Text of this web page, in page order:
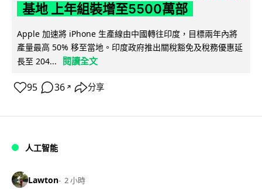
基地 上年組裝增至5500萬部
Apple 加速將 iPhone 生產線由中國轉往印度，目標兩年內將
產量最高 50% 移至當地。印度政府推出關稅豁免及稅務優惠延
長至 204...
閱讀全文
95 36 ↗ 分享
人工智能
Lawton 2 小時